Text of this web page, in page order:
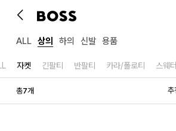
ALL 상의 하의 신발 용품
자켓 긴팔티 반팔티 카라/폴로티 스웨터
총7개